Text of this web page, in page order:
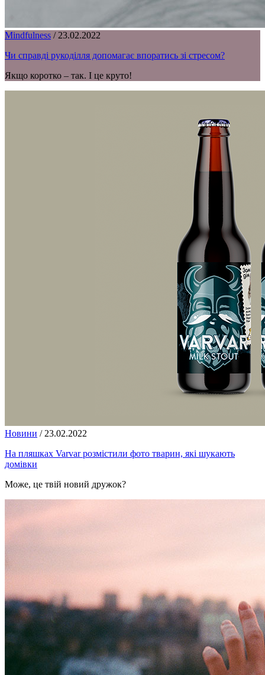
Mindfulness / 23.02.2022
Чи справді рукоділля допомагає впоратись зі стресом?
Якщо коротко – так. І це круто!
Новини / 23.02.2022
На пляшках Varvar розмістили фото тварин, які шукають
домівки
Може, це твій новий дружок?